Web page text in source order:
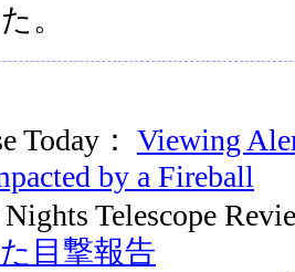
。
Today： Viewing
by a Fireball
Telescope
目撃報告